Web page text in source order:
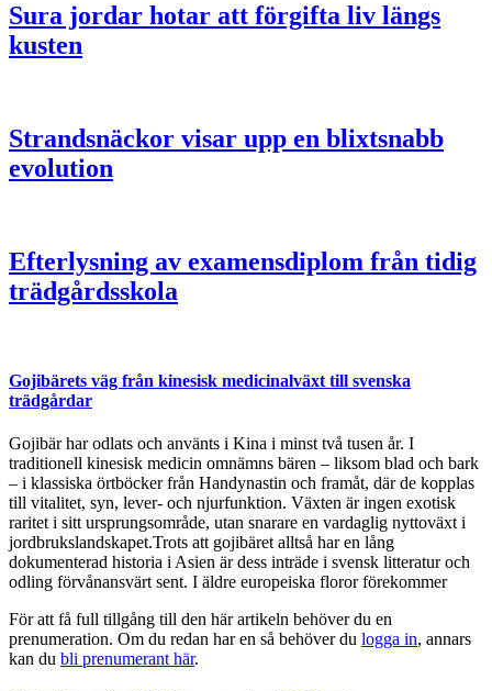
Sura jordar hotar att förgifta liv längs
kusten
Strandsnäckor visar upp en blixtsnabb
evolution
Efterlysning av examensdiplom från tidig
trädgårdsskola
Gojibärets väg från kinesisk medicinalväxt till svenska
trädgårdar
Gojibär har odlats och använts i Kina i minst två tusen år. I
traditionell kinesisk medicin omnämns bären – liksom blad och bark
– i klassiska örtböcker från Handynastin och framåt, där de kopplas
till vitalitet, syn, lever- och njurfunktion. Växten är ingen exotisk
raritet i sitt ursprungsområde, utan snarare en vardaglig nyttoväxt i
jordbrukslandskapet.Trots att gojibäret alltså har en lång
dokumenterad historia i Asien är dess inträde i svensk litteratur och
odling förvånansvärt sent. I äldre europeiska floror förekommer
För att få full tillgång till den här artikeln behöver du en
prenumeration. Om du redan har en så behöver du logga in, annars
kan du bli prenumerant här.